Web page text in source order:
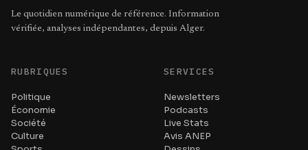
Le quotidien numérique de référence. Information
vérifiée, analyses indépendantes, depuis Alger.
RUBRIQUES
Politique
Économie
Société
Culture
SERVICES
Newsletters
Podcasts
Live Stats
Avis ANEP